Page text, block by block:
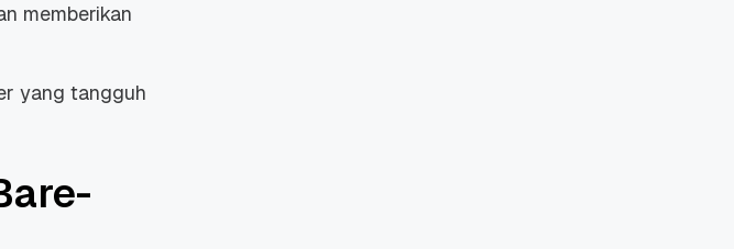
memberikan
yang tangguh